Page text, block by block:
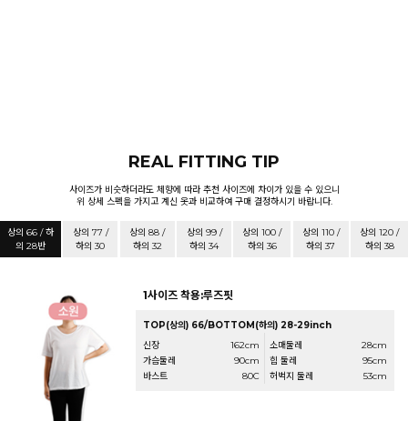
REAL FITTING TIP
사이즈가 비슷하더라도 체향에 따라 추천 사이즈에 차이가 있을 수 있으니
위 상세 스펙을 가지고 계신 옷과 비교하여 구매 결정하시기 바랍니다.
상의 66 / 하
의 28반
상의 77 /
하의 30
상의 88 /
하의 32
상의 99 /
하의 34
상의 100 /
하의 36
상의 110 /
하의 37
상의 120 /
하의 38
1사이즈 착용:루즈핏
TOP(상의) 66/BOTTOM(하의) 28-29inch
신장
162cm
가슴둘레
90cm
바스트
80C
소매둘레
28cm
힙 둘레
95cm
허벅지 둘레
53cm